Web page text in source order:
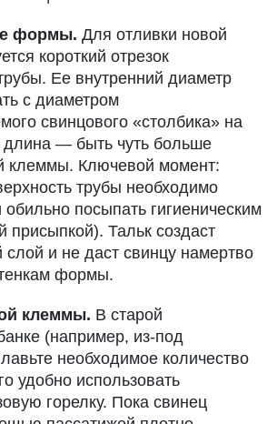
формы. Для отливки новой
короткий отрезок
Ее внутренний диаметр
с диаметром
свинцового «столбика» на
длина — быть чуть больше
клеммы. Ключевой момент:
трубы необходимо
посыпать гигиеническим
присыпкой). Тальк создаст
слой и не даст свинцу намертво
формы.
клеммы. В старой
(например, из-под
необходимое количество
удобно использовать
горелку. Пока свинец